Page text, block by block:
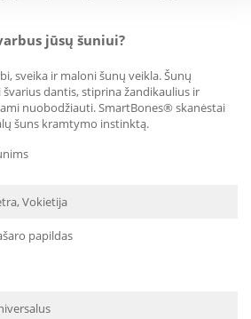
jūsų šuniui?
sveika ir maloni šunų veikla. Šunų
dantis, stiprina žandikaulius ir
nuobodžiauti. SmartBones® skanėstai
šuns kramtymo instinktą.
Vokietija
papildas